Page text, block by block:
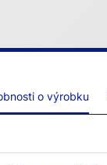
o výrobku